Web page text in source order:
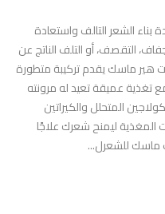
الشعر التالف واستعادة
التقصف، أو التلف الناتج عن
هير ماسك يقدم تركيبة متطورة
تغذية عميقة تعيد له مرونته
المتحلل والكيراتين
المغذية ليمنح شعرك علاجًا
ماسك للشعرل...